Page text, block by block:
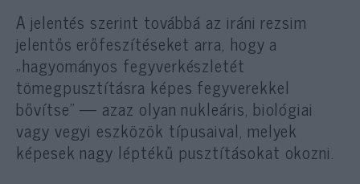
A jelentés szerint továbbá az iráni rezsim
jelentős erőfeszítéseket arra, hogy a
„hagyományos fegyverkészletét
tömegpusztításra képes fegyverekkel
bővítse” — azaz olyan nukleáris, biológiai
vagy vegyi eszközök típusaival, melyek
képesek nagy léptékű pusztításokat okozni.